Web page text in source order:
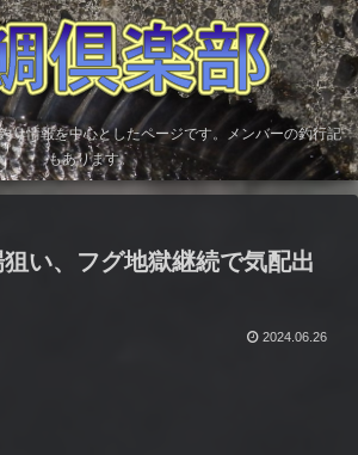
り情報を中心としたページです。メンバーの釣行記
もあります。
い、フグ地獄継続で気配出
2024.06.26